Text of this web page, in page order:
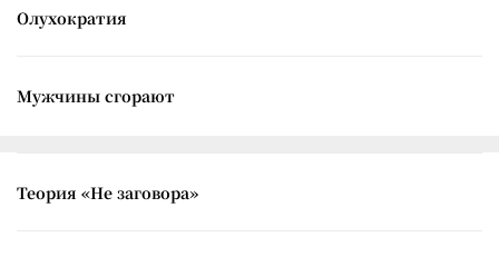
Олухократия
Мужчины сгорают
Теория «Не заговора»